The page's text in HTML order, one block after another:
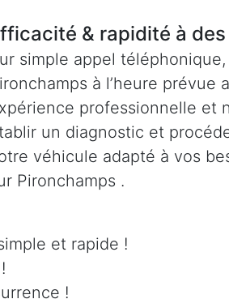
& rapidité à
simple appel
à l’heure prévue
professionnelle et
un diagnostic et
véhicule adapté à vos
Pironchamps .
et rapide !
!